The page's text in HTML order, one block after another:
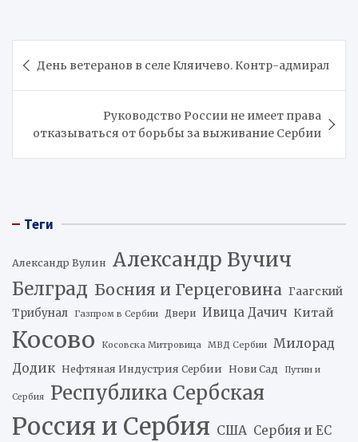
по День ветеранов в селе Кляичево. Контр-адмирал
Руководство России не имеет права
отказываться от борьбы за выживание Сербии
Теги
Александр Вулин Александр Вучич
Белград Босния и Герцеговина Гаагский
Трибунал Газпром в Сербии Двери Ивица Дачич Китай
Косово Косовска Митровица МВД Сербии
Милорад
Додик Нефтяная Индустрия Сербии Нови Сад Путин и
Сербия Республика Сербская
Россия и Сербия США Сербия и ЕС